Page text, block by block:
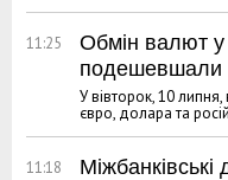
11:25
Обмін валют у
подешевшали
У вівторок, 10
євро, долара та
11:18